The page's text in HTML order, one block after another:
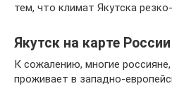
тем, что климат Якутска
Якутск на карте России
К сожалению, многие
проживает в западно-